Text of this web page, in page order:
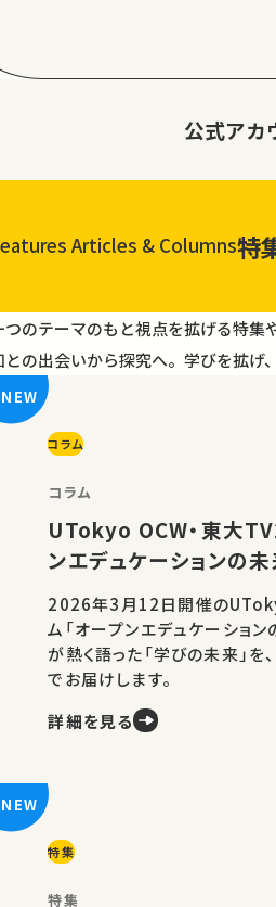
公式アカ
Articles & Columns特
つのテーマのもと視点を拡げる特集
との出会いから探究へ。学びを拡げ
コラム
コラム
UTokyo OCW・東大
ンエデュケーションの未
2026年3月12日開催の
ム「オープンエデュケーショ
が熱く語った「学びの未来」
でお届けします。
詳細を見る
特集
特集